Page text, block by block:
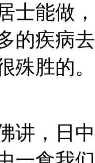
士能做
的疾病
殊胜的。
，日中